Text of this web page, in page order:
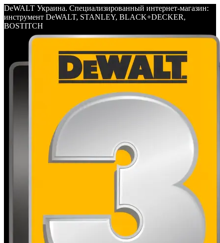
DeWALT Украина. Специализированный интернет-магазин:
инструмент DeWALT, STANLEY, BLACK+DECKER,
BOSTITCH